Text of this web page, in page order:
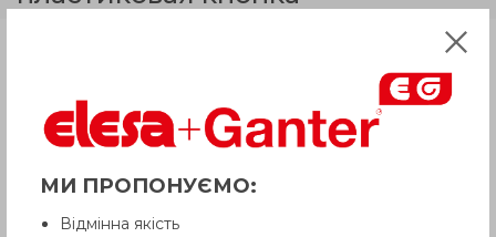
Описание
Вопрос о продукции
МИ ПРОПОНУЄМО:
Відмінна якість